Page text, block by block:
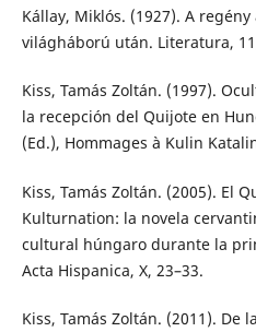
Kállay, Miklós. (1927). A
világháború után. Literatura,
Kiss, Tamás Zoltán. (1997).
la recepción del Quijote en
(Ed.), Hommages à Kulin
Kiss, Tamás Zoltán. (2005). El
Kulturnation: la novela
cultural húngaro durante la
Acta Hispanica, X, 23–33.
Kiss, Tamás Zoltán. (2011). De